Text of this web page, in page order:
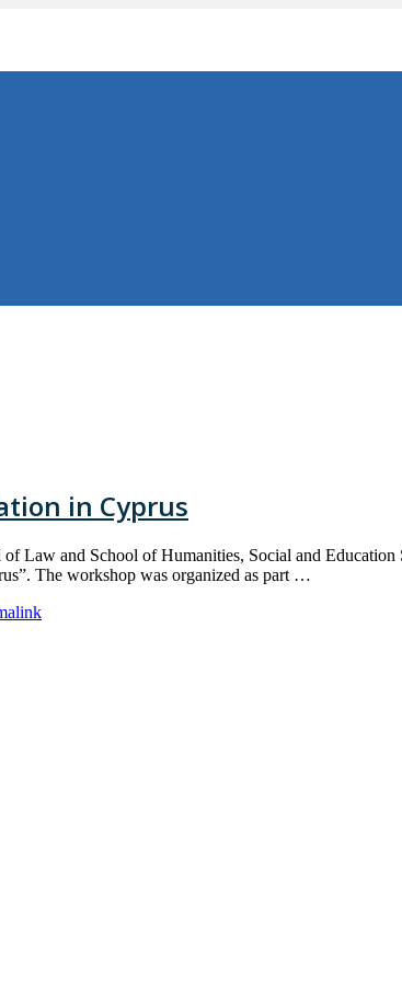
in Cyprus
Law and School of Humanities, Social and Education
The workshop was organized as part …